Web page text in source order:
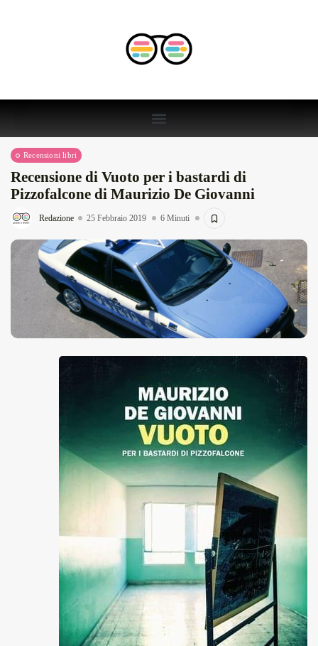
Recensioni libri
Recensione di Vuoto per i bastardi di
Pizzofalcone di Maurizio De Giovanni
Redazione 25 Febbraio 2019 6 Minuti